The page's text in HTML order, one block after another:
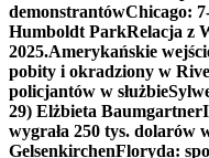
demonstrantówChicago:
Humboldt ParkRelacja z
2025.Amerykańskie
pobity i okradziony w
policjantów w służbie
29) Elżbieta Baumgartner
wygrała 250 tys. dolarów
GelsenkirchenFloryda: